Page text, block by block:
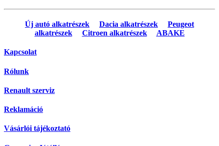
Új autó alkatrészek Dacia alkatrészek
Peugeot
alkatrészek
Citroen alkatrészek ABAKE
Kapcsolat
Rólunk
Renault szerviz
Reklamáció
Vásárlói tájékoztató